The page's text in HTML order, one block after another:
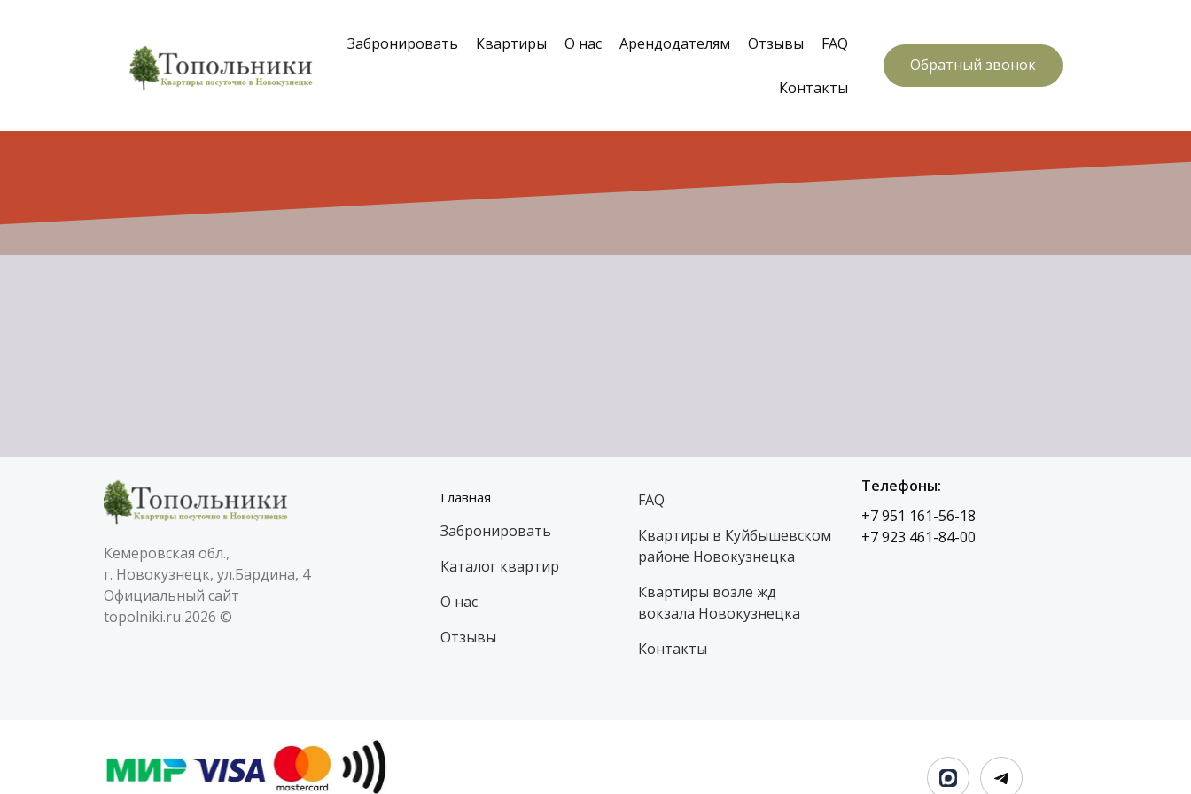
Забронировать Квартиры О нас Арендодателям Отзывы FAQ
Контакты
Обратный звонок
Кемеровская обл.,
г. Новокузнецк, ул.Бардина, 4
Официальный сайт
topolniki.ru 2026 ©
Главная
Забронировать
Каталог квартир
О нас
Отзывы
FAQ
Квартиры в Куйбышевском
районе Новокузнецка
Квартиры возле жд
вокзала Новокузнецка
Контакты
Телефоны:
+7 951 161-56-18
+7 923 461-84-00